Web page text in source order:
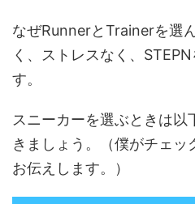
なぜRunnerとTrainerを選
く、ストレスなく、
す。
スニーカーを選ぶときは
きましょう。（僕がチェッ
お伝えします。）